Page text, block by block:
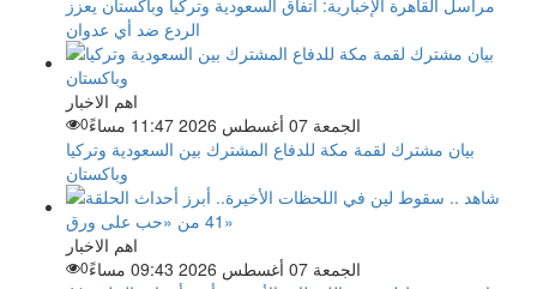
مراسل القاهرة الإخبارية: اتفاق السعودية وتركيا وباكستان يعزز
الردع ضد أي عدوان
اهم الاخبار
الجمعة 07 أغسطس 2026 11:47 مساءً
0
بيان مشترك لقمة مكة للدفاع المشترك بين السعودية وتركيا
وباكستان
اهم الاخبار
الجمعة 07 أغسطس 2026 09:43 مساءً
0